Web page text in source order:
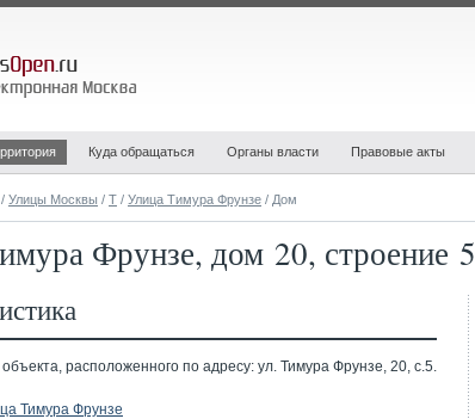
Куда обращаться Органы власти Правовые акты
/ Улицы Москвы / Т / Улица Тимура Фрунзе / Дом
Фрунзе, дом 20, строение 5
расположенного по адресу: ул. Тимура Фрунзе, 20, с.5.
Тимура Фрунзе